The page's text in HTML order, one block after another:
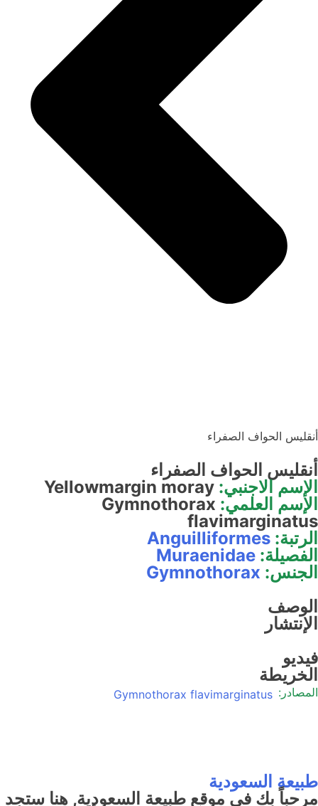
أنقليس الحواف الصفراء
أنقليس الحواف الصفراء
الإسم الاجنبي: Yellowmargin moray
الإسم العلمي: Gymnothorax
flavimarginatus
الرتبة: Anguilliformes
الفصيلة: Muraenidae
الجنس: Gymnothorax
الوصف
الإنتشار
فيديو
الخريطة
المصادر: Gymnothorax flavimarginatus
طبيعة السعودية
مرحباً بك في موقع طبيعة السعودية, هنا ستجد